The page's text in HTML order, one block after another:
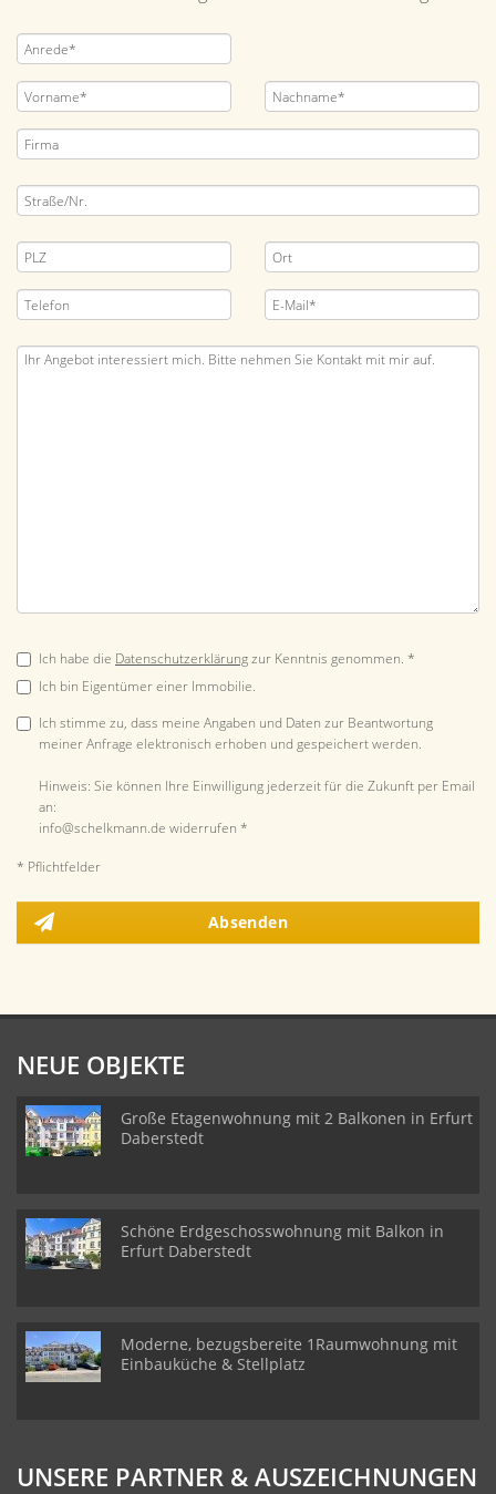
Ich habe die Datenschutzerklärungzur Kenntnis genommen. *
Ich bin Eigentümer einer Immobilie.
Ich stimme zu, dass meine Angaben und Daten zur Beantwortung
meiner Anfrage elektronisch erhoben und gespeichert werden.
Hinweis: Sie können Ihre Einwilligung jederzeit für die Zukunft per Email
an:
info@schelkmann.de widerrufen *
* Pflichtfelder
Absenden
NEUE OBJEKTE
Große Etagenwohnung mit 2 Balkonen in Erfurt
Daberstedt
Schöne Erdgeschosswohnung mit Balkon in
Erfurt Daberstedt
Moderne, bezugsbereite 1Raumwohnung mit
Einbauküche & Stellplatz
UNSERE PARTNER & AUSZEICHNUNGEN